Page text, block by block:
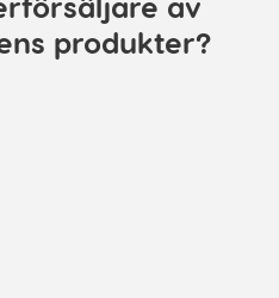
produkter?